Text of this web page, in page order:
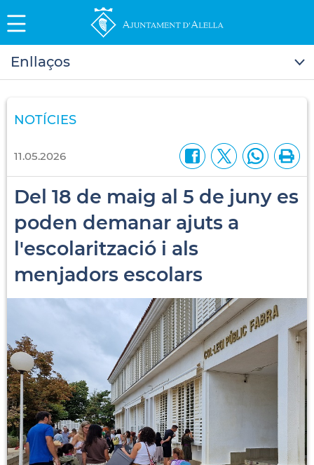
Enllaços
NOTÍCIES
11.05.2026
Del 18 de maig al 5 de juny es
poden demanar ajuts a
l'escolarització i als
menjadors escolars